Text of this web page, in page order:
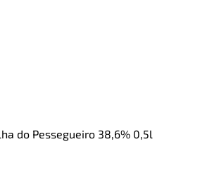
do Pessegueiro 38,6% 0,5l